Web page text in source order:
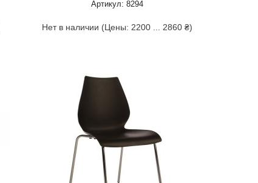
Артикул: 8294
Нет в наличии (Цены: 2200 ... 2860 ₴)